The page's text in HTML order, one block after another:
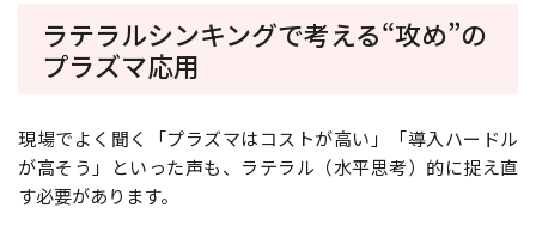
ラテラルシンキングで考える“攻め”の
プラズマ応用
現場でよく聞く「プラズマはコストが高い」「導入ハードル
が高そう」といった声も、ラテラル（水平思考）的に捉え直
す必要があります。